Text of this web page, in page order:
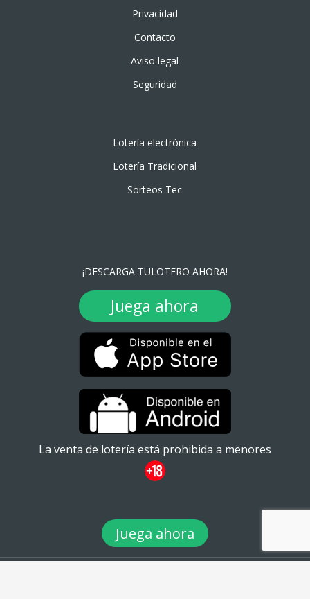
Privacidad
Contacto
Aviso legal
Seguridad
Lotería electrónica
Lotería Tradicional
Sorteos Tec
¡DESCARGA TULOTERO AHORA!
Juega ahora
La venta de lotería está prohibida a menores
Juega ahora